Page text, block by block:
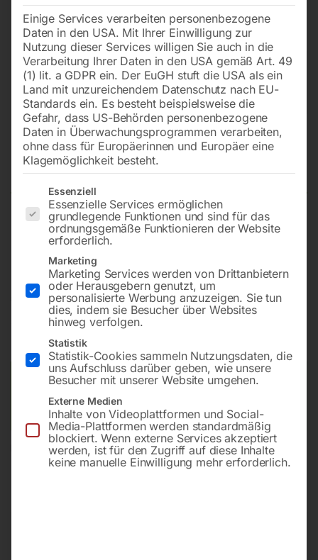
Steintrennmaschine ELITE 80S-D
inkl. DiaProfi-UNI-Diamantscheibe Ø350mm inkl.
Laserschnittanzeige und 2-Radsatz
2.340,00
inkl. MwSt. Kostenloser Versand
Lieferzeit:ca. 2 - 3 Tage
Versandkosten Standard (Österreich):€0,00
Bitte beachten Sie: Die Versandkosten gelten für Österreich.
Andere Länder können abweichen.
In den Warenkorb
Einige Services verarbeiten personenbezogene
Daten in den USA. Mit Ihrer Einwilligung zur
Nutzung dieser Services willigen Sie auch in die
Verarbeitung Ihrer Daten in den USA gemäß Art. 49
(1) lit. a GDPR ein. Der EuGH stuft die USA als ein
Land mit unzureichendem Datenschutz nach EU-
Standards ein. Es besteht beispielsweise die
Gefahr, dass US-Behörden personenbezogene
Daten in Überwachungsprogrammen verarbeiten,
ohne dass für Europäerinnen und Europäer eine
Klagemöglichkeit besteht.
Es folgt eine Liste der Service-Gruppen, für die eine
Essenziell
Essenzielle Services ermöglichen
grundlegende Funktionen und sind für das
ordnungsgemäße Funktionieren der Website
erforderlich.
Marketing
Marketing Services werden von Drittanbietern
oder Herausgebern genutzt, um
personalisierte Werbung anzuzeigen. Sie tun
dies, indem sie Besucher über Websites
hinweg verfolgen.
Statistik
Statistik-Cookies sammeln Nutzungsdaten, die
uns Aufschluss darüber geben, wie unsere
Besucher mit unserer Website umgehen.
Externe Medien
Inhalte von Videoplattformen und Social-
Media-Plattformen werden standardmäßig
blockiert. Wenn externe Services akzeptiert
werden, ist für den Zugriff auf diese Inhalte
keine manuelle Einwilligung mehr erforderlich.